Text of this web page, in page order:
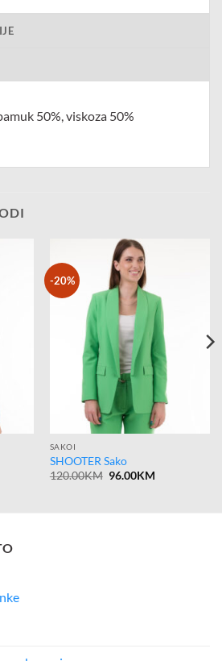
50%, viskoza 50%
-20%
SAKOI
SHOOTER Sako
120.00KM Original
96.00KMCurrent